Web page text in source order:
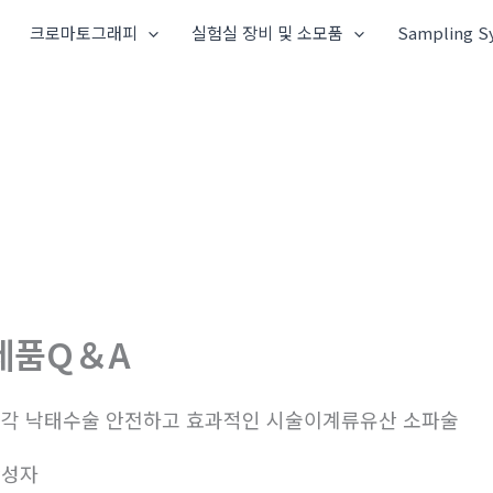
크로마토그래피 실험실 장비 및 소모품 Sampling
품Q＆A
낙태수술 안전하고 효과적인 시술이계류유산 소파술
자